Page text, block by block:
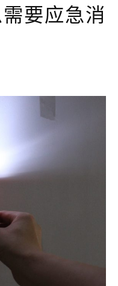
要应急消